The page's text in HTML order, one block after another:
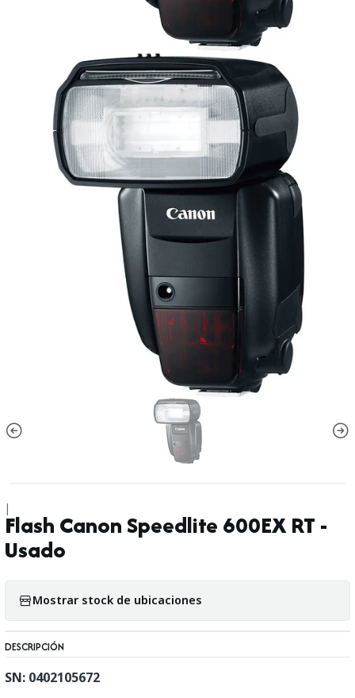
|
Flash Canon Speedlite 600EX RT -
Usado
Mostrar stock de ubicaciones
DESCRIPCIÓN
SN: 0402105672